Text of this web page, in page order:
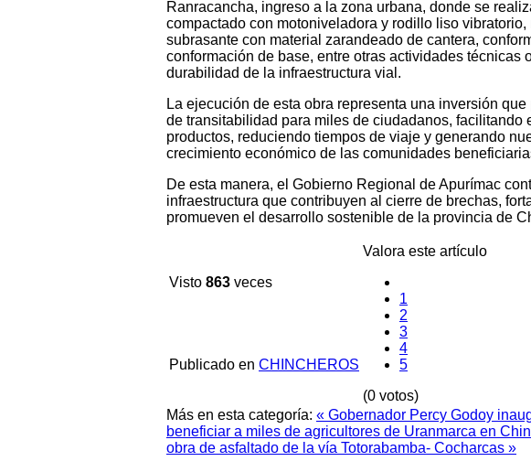
Ranracancha, ingreso a la zona urbana, donde se
compactado con motoniveladora y rodillo liso
subrasante con material zarandeado de cantera,
conformación de base, entre otras actividades técnicas
durabilidad de la infraestructura vial.
La ejecución de esta obra representa una inversión
de transitabilidad para miles de ciudadanos, facilitando
productos, reduciendo tiempos de viaje y generando
crecimiento económico de las comunidades
De esta manera, el Gobierno Regional de Apurímac
infraestructura que contribuyen al cierre de brechas,
promueven el desarrollo sostenible de la provincia de
Visto 863 veces
Valora este artículo
1
2
3
4
5
(0 votos)
Publicado en CHINCHEROS
Más en esta categoría: « Gobernador Percy Godoy
beneficiar a miles de agricultores de Uranmarca en
obra de asfaltado de la vía Totorabamba- Cocharcas »